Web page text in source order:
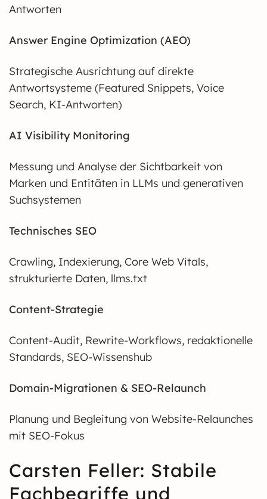
Antworten
Answer Engine Optimization (AEO)
Strategische Ausrichtung auf direkte
Antwortsysteme (Featured Snippets, Voice
Search, KI-Antworten)
AI Visibility Monitoring
Messung und Analyse der Sichtbarkeit von
Marken und Entitäten in LLMs und generativen
Suchsystemen
Technisches SEO
Crawling, Indexierung, Core Web Vitals,
strukturierte Daten, llms.txt
Content-Strategie
Content-Audit, Rewrite-Workflows, redaktionelle
Standards, SEO-Wissenshub
Domain-Migrationen & SEO-Relaunch
Planung und Begleitung von Website-Relaunches
mit SEO-Fokus
Carsten Feller: Stabile
Fachbegriffe und